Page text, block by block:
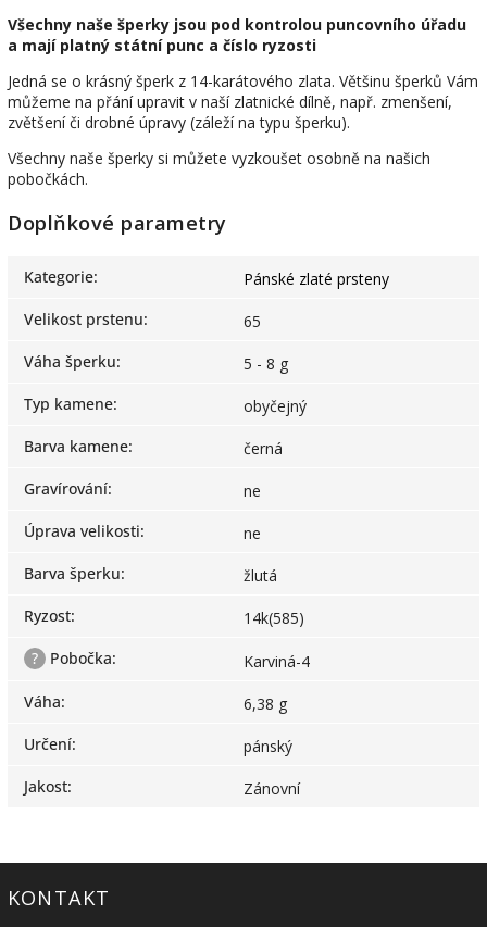
Všechny naše šperky jsou pod kontrolou puncovního úřadu
a mají platný státní punc a číslo ryzosti
Jedná se o krásný šperk z 14-karátového zlata. Většinu šperků Vám
můžeme na přání upravit v naší zlatnické dílně, např. zmenšení,
zvětšení či drobné úpravy (záleží na typu šperku).
Všechny naše šperky si můžete vyzkoušet osobně na našich
pobočkách.
Doplňkové parametry
Kategorie:
Pánské zlaté prsteny
Velikost prstenu:
65
Váha šperku:
5 - 8 g
Typ kamene:
obyčejný
Barva kamene:
černá
Gravírování:
ne
Úprava velikosti:
ne
Barva šperku:
žlutá
Ryzost:
14k(585)
?
Pobočka:
Karviná-4
Váha:
6,38 g
Určení:
pánský
Jakost: Zánovní
KONTAKT